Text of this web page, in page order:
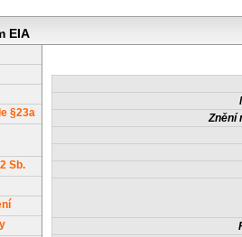
EIA
§23a
Sb.
Znění